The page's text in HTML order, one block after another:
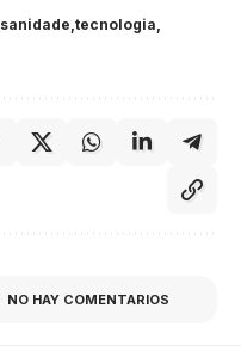
sanidade tecnologia
NO HAY COMENTARIOS